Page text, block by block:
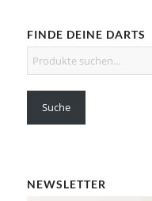
FINDE DEINE DARTS
Suche
NEWSLETTER